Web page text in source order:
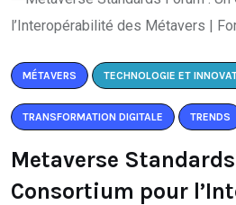
MÉTAVERS TECHNOLOGIE ET
TRANSFORMATION DIGITALE TRENDS
Metaverse
Consortium pour